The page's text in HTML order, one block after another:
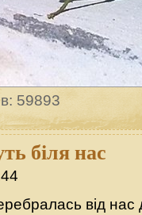
59893
біля нас
від нас